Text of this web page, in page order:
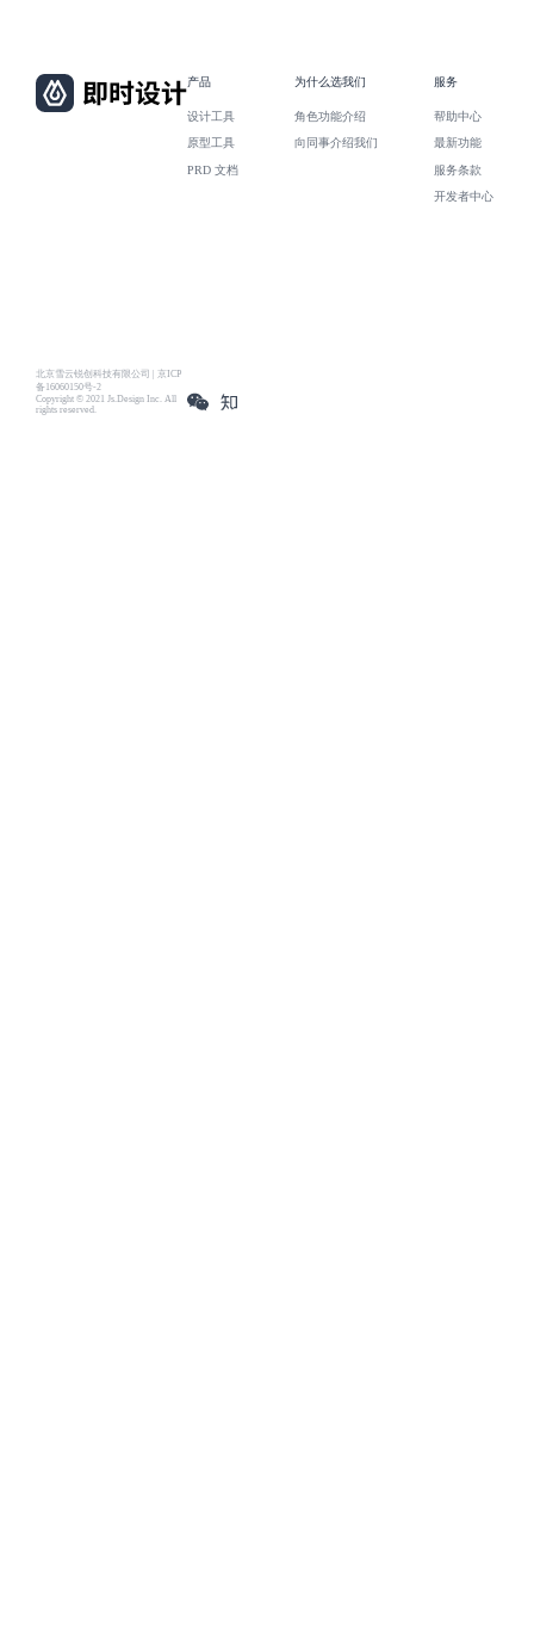
北京雪云锐创科技有限公司 | 京ICP
备16060150号-2
Copyright © 2021 Js.Design Inc. All
rights reserved.
产品
设计工具
原型工具
PRD 文档
为什么选我们
角色功能介绍
向同事介绍我们
服务
帮助中心
最新功能
服务条款
开发者中心